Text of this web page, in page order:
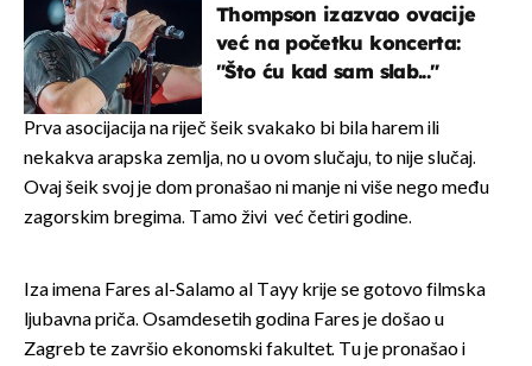
Thompson izazvao ovacije
već na početku koncerta:
"Što ću kad sam slab..."
Prva asocijacija na riječ šeik svakako bi bila harem ili
nekakva arapska zemlja, no u ovom slučaju, to nije slučaj.
Ovaj šeik svoj je dom pronašao ni manje ni više nego među
zagorskim bregima. Tamo živi već četiri godine.
Iza imena Fares al-Salamo al Tayy krije se gotovo filmska
ljubavna priča. Osamdesetih godina Fares je došao u
Zagreb te završio ekonomski fakultet. Tu je pronašao i